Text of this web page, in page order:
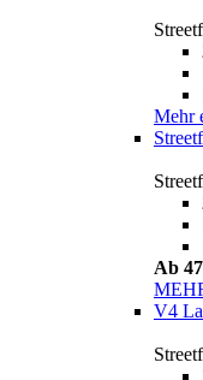
Mehr
Ab
V4